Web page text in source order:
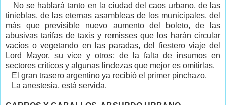
No se hablará tanto en la ciudad del caos urbano, de las
tinieblas, de las eternas asambleas de los municipales, del
más que previsible nuevo aumento del boleto, de las
abusivas tarifas de taxis y remisses que los harán circular
vacíos o vegetando en las paradas, del fiestero viaje del
Lord Mayor, su vice y otros; de la falta de insumos en
sectores críticos y algunas lindezas que mejor es omitirlas.
El gran trasero argentino ya recibió el primer pinchazo.
La anestesia, está servida.